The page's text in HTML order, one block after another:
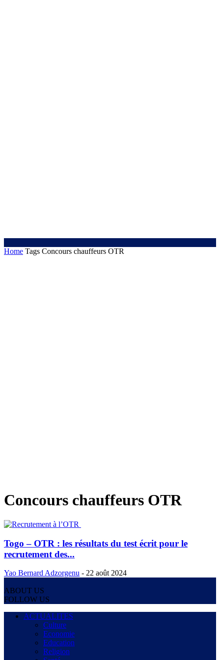
Home Tags Concours chauffeurs OTR
Concours chauffeurs OTR
Togo – OTR : les résultats du test écrit pour le
recrutement des...
Yao Bernard Adzorgenu - 22 août 2024
ABOUT US
FOLLOW US
ACTUALITES
Culture
Economie
Education
Religion